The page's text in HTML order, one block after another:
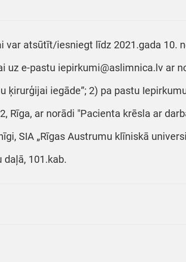
var atsūtīt/iesniegt līdz 2021.gada 10.
uz e-pastu iepirkumi@aslimnica.lv ar
ķirurģijai iegāde”; 2) pa pastu
Rīga, ar norādi "Pacienta krēsla ar
SIA „Rīgas Austrumu klīniskā
101.kab.